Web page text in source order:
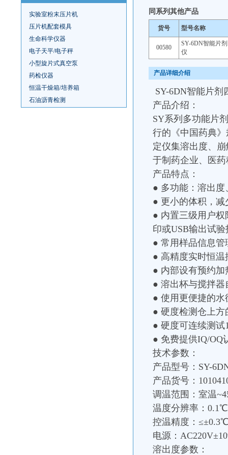
实验室粉末压片机
压片机配套模具
生命科学仪器
电子天平/电子秤
小型旋片式真空泵
药检仪器
恒温干燥箱/培养箱
石油沥青检测
同系列其他产品
货号 型号名称
00580
SY-6DN智能片
仪
产品详细介绍
SY-6DN智能片剂
产品介绍：
SY系列多功能片
行的《中国药典
定仪集溶出度、
于制药企业、医
产品特点：
● 多功能：溶出
● 更小的体积，
● 内置三级用户
印或USB输出试
● 常用样品信息
● 高精度实时恒
● 内部设有预约
● 溶出杯与搅拌
● 使用更便捷的
● 硬度检测仓上
● 硬度可连续测试
● 免费提供IQ/OQ
技术参数：
产品型号：SY-
产品货号：
调温范围：室温
温度分辨率：0.1℃
控温精度：
电源：
溶出度参数：